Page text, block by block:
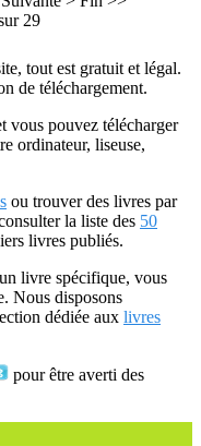
29
tout est gratuit et légal.
de téléchargement.
vous pouvez télécharger
ordinateur, liseuse,
ou trouver des livres par
la liste des 50
livres publiés.
livre spécifique, vous
Nous disposons
dédiée aux livres
pour être averti des